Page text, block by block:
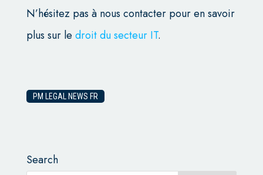
N’hésitez pas à nous contacter pour en savoir
plus sur le droit du secteur IT.
PM LEGAL NEWS FR
Search